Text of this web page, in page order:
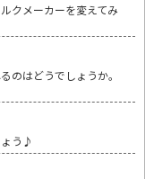
クメーカーを変えてみ
のはどうでしょうか。
う♪